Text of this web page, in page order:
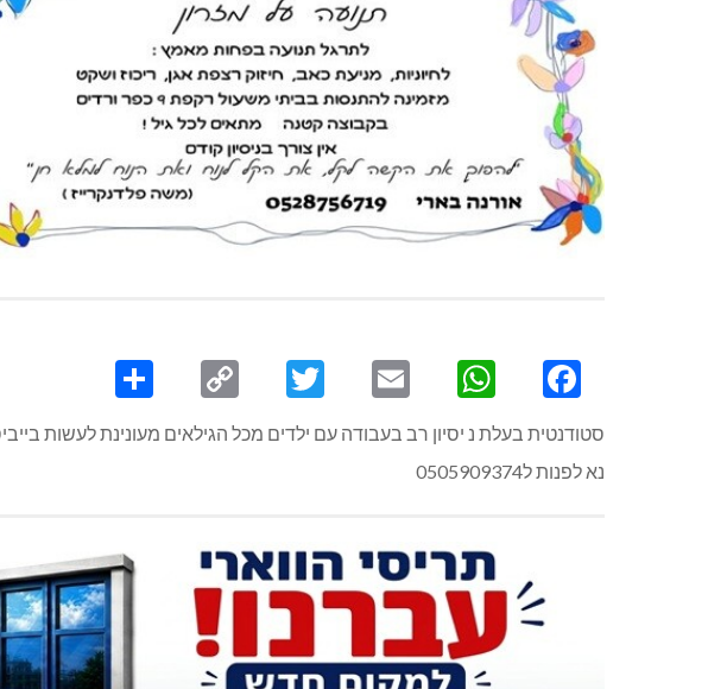
Facebook
WhatsApp
Email
Twitter
Copy
סטודנטית בעלת נ יסיון רב בעבודה עם ילדים מכל הגילאים מעונינת לעשות
נא לפנות ל0505909374